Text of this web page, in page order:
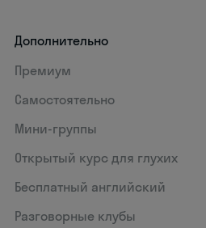
Дополнительно
Премиум
Самостоятельно
Мини-группы
Открытый курс для глухих
Бесплатный английский
Разговорные клубы